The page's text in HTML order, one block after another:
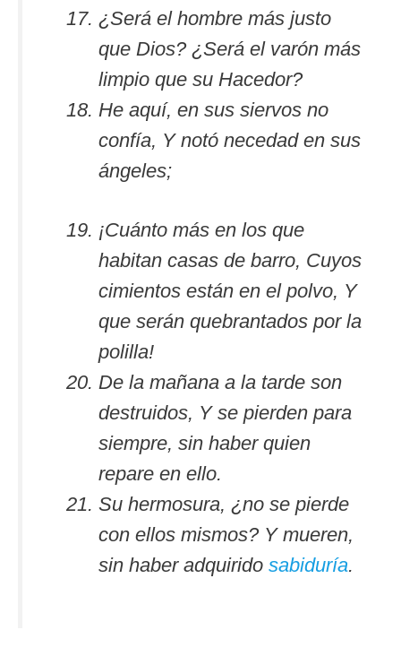
¿Será el hombre más justo
que Dios? ¿Será el varón más
limpio que su Hacedor?
He aquí, en sus siervos no
confía, Y notó necedad en sus
ángeles;
¡Cuánto más en los que
habitan casas de barro, Cuyos
cimientos están en el polvo, Y
que serán quebrantados por la
polilla!
De la mañana a la tarde son
destruidos, Y se pierden para
siempre, sin haber quien
repare en ello.
Su hermosura, ¿no se pierde
con ellos mismos? Y mueren,
sin haber adquirido sabiduría.